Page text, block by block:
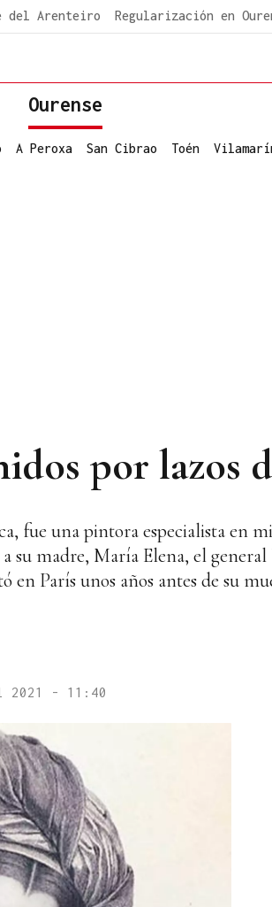
del Arenteiro Regularización en
Ourense
A Peroxa San Cibrao Toén
por lazos
fue una pintora especialista en
su madre, María Elena, el
París unos años antes de su
2021 - 11:40